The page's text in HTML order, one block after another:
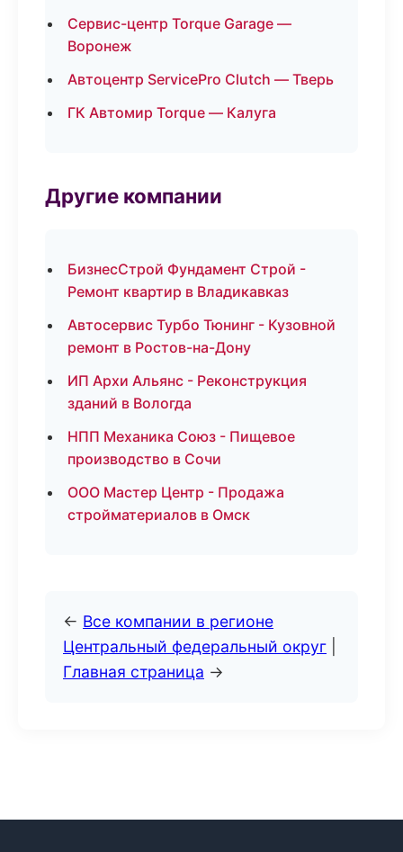
Сервис-центр Torque Garage —
Воронеж
Автоцентр ServicePro Clutch — Тверь
ГК Автомир Torque — Калуга
Другие компании
БизнесСтрой Фундамент Строй -
Ремонт квартир в Владикавказ
Автосервис Турбо Тюнинг - Кузовной
ремонт в Ростов-на-Дону
ИП Архи Альянс - Реконструкция
зданий в Вологда
НПП Механика Союз - Пищевое
производство в Сочи
ООО Мастер Центр - Продажа
стройматериалов в Омск
← Все компании в регионе
Центральный федеральный округ
Главная страница →